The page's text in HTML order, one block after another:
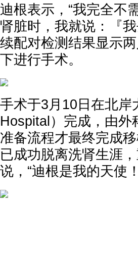
迪根表示，“我完全不
肾脏时，我就说：『
续配对检测结果显示
下进行手术。
手术于3月10日在北
Hospital）完成，由外
准备流程才最终完成
已成功脱离洗肾生涯
说，“迪根是我的天使